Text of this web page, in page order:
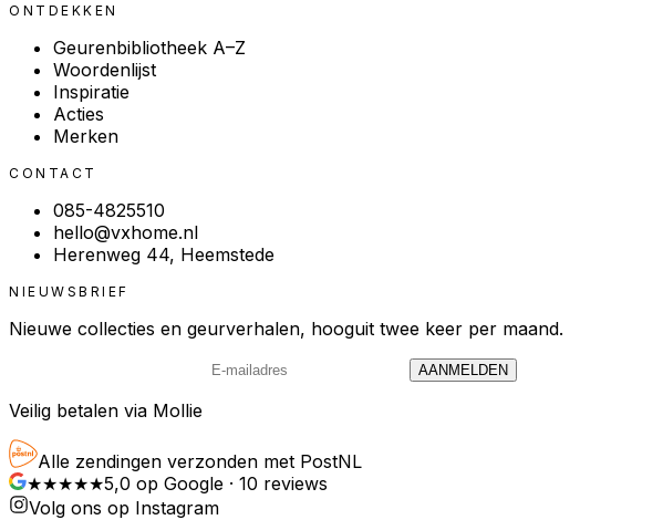
ONTDEKKEN
Geurenbibliotheek A–Z
Woordenlijst
Inspiratie
Acties
Merken
CONTACT
085-4825510
hello@vxhome.nl
Herenweg 44, Heemstede
NIEUWSBRIEF
Nieuwe collecties en geurverhalen, hooguit twee keer per maand.
AANMELDEN
Veilig betalen via Mollie
Alle zendingen verzonden met PostNL
★★★★★5,0 op Google · 10 reviews
Volg ons op Instagram